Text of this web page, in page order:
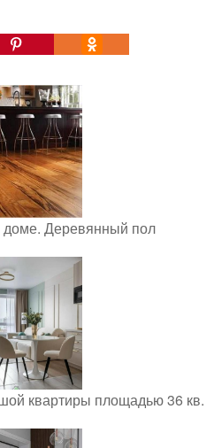
Деревянный пол
квартиры площадью 36 кв.